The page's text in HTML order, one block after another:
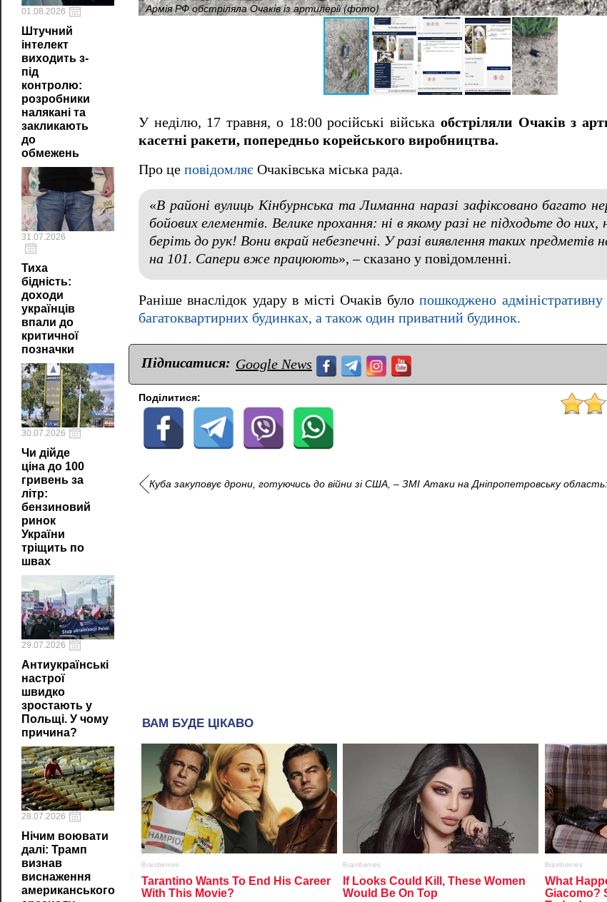
01.08.2026
Штучний
інтелект
виходить з-
під
контролю:
розробники
налякані та
закликають
до
обмежень
31.07.2026
Тиха
бідність:
доходи
українців
впали до
критичної
позначки
30.07.2026
Чи дійде
ціна до 100
гривень за
літр:
бензиновий
ринок
України
тріщить по
швах
29.07.2026
Антиукраїнські
настрої
швидко
зростають у
Польщі. У чому
причина?
28.07.2026
Нічим воювати
далі: Трамп
визнав
виснаження
американського
Армія РФ обстріляла Очаків із артилерії (фото)
У неділю, 17 травня, о 18:00 російські війська обстріляли Очаків з
касетні ракети, попередньо корейського виробництва.
Про це повідомляє Очаківська міська рада.
«В районі вулиць Кінбурнська та Лиманна наразі зафіксовано багато
бойових елементів. Велике прохання: ні в якому разі не підходьте до
беріть до рук! Вони вкрай небезпечні. ​У разі виявлення таких предметів
на 101. Сапери вже працюють», – сказано у повідомленні.
Раніше внаслідок удару в місті Очаків булопошкоджено
багатоквартирних будинках, а також один приватний будинок.
Підписатися: Google News
Поділитися:
Куба закуповує дрони, готуючись до війни зі США, – ЗМІ Атаки на Дніпропетровську